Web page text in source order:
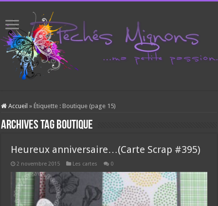
Accueil » Étiquette :Boutique (page 15)
Archives tagBoutique
Heureux anniversaire…(Carte Scrap #395)
2 novembre 2015 Les cartes 0